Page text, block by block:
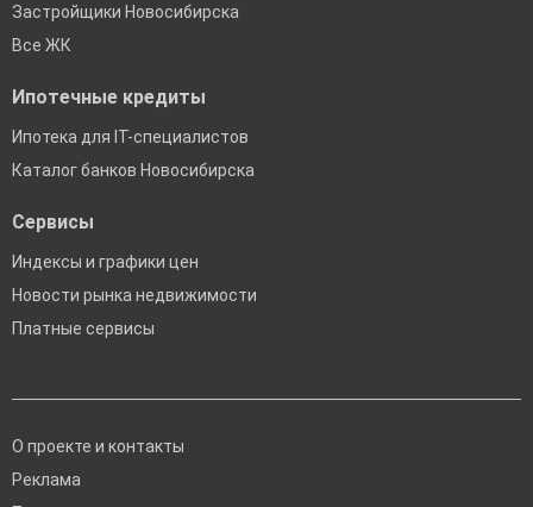
Застройщики Новосибирска
Все ЖК
Ипотечные кредиты
Ипотека для IT-специалистов
Каталог банков Новосибирска
Сервисы
Индексы и графики цен
Новости рынка недвижимости
Платные сервисы
О проекте и контакты
Реклама